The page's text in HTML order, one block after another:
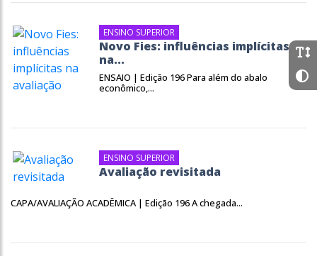
ENSINO SUPERIOR
Novo Fies: influências implícitas
na...
ENSAIO | Edição 196 Para além do abalo
econômico,...
ENSINO SUPERIOR
Avaliação revisitada
CAPA/AVALIAÇÃO ACADÊMICA | Edição 196 A chegada...